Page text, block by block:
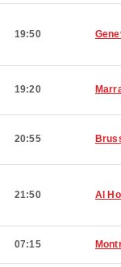
19:50
19:20
20:55
21:50 Al
07:15